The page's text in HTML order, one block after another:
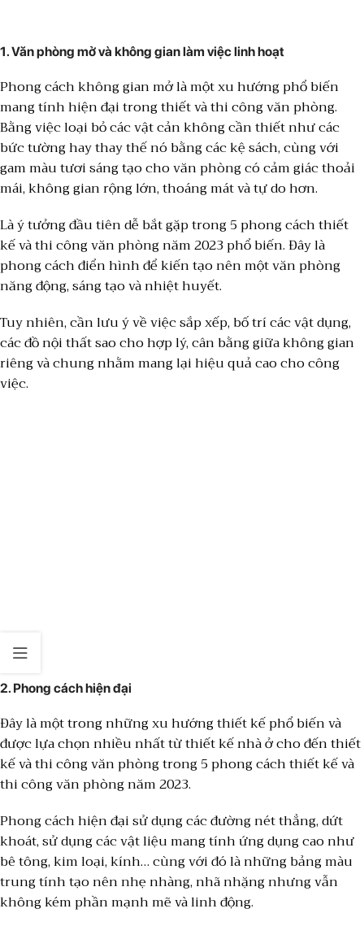
1.Văn phòng mở và không gian làm việc linh hoạt
Phong cách không gian mở là một xu hướng phổ biến
mang tính hiện đại trong thiết và thi công văn phòng.
Bằng việc loại bỏ các vật cản không cần thiết như các
bức tường hay thay thế nó bằng các kệ sách, cùng với
gam màu tươi sáng tạo cho văn phòng có cảm giác thoải
mái, không gian rộng lớn, thoáng mát và tự do hơn.
Là ý tưởng đầu tiên dễ bắt gặp trong 5 phong cách thiết
kế và thi công văn phòng năm 2023 phổ biến. Đây là
phong cách điển hình để kiến tạo nên một văn phòng
năng động, sáng tạo và nhiệt huyết.
Tuy nhiên, cần lưu ý về việc sắp xếp, bố trí các vật dụng,
các đồ nội thất sao cho hợp lý, cân bằng giữa không gian
riêng và chung nhằm mang lại hiệu quả cao cho công
việc.
2. Phong cách hiện đại
Đây là một trong những xu hướng thiết kế phổ biến và
được lựa chọn nhiều nhất từ thiết kế nhà ở cho đến thiết
kế và thi công văn phòng trong 5 phong cách thiết kế và
thi công văn phòng năm 2023.
Phong cách hiện đại sử dụng các đường nét thẳng, dứt
khoát, sử dụng các vật liệu mang tính ứng dụng cao như
bê tông, kim loại, kính… cùng với đó là những bảng màu
trung tính tạo nên nhẹ nhàng, nhã nhặng nhưng vẫn
không kém phần mạnh mẽ và linh động.